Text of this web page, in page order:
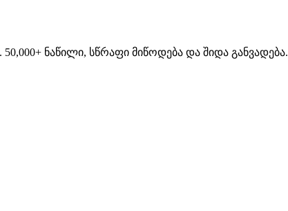
ნაწილი, სწრაფი მიწოდება და შიდა განვადება.